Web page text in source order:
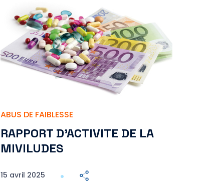
ABUS DE FAIBLESSE
RAPPORT D’ACTIVITE DE LA
MIVILUDES
15 avril 2025